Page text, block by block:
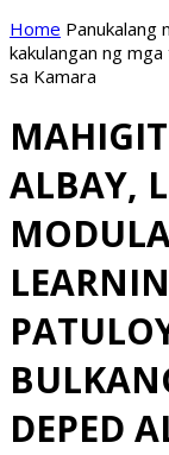
Home Panukalang
kakulangan ng
sa Kamara
ALBAY,
DEPED